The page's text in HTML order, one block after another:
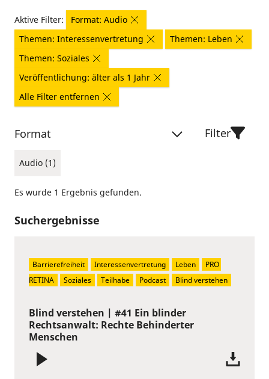
Aktive Filter:
Format: Audio
Themen: Interessenvertretung
Themen: Leben
Themen: Soziales
Veröffentlichung: älter als 1 Jahr
Alle Filter entfernen
Format
Audio (1)
Filter
Es wurde 1 Ergebnis gefunden.
Suchergebnisse
Blind verstehen | #41 Ein blinder
Rechtsanwalt: Rechte Behinderter
Menschen
Barrierefreiheit Interessenvertretung Leben
PRO
RETINA
Soziales Teilhabe Podcast Blind verstehen